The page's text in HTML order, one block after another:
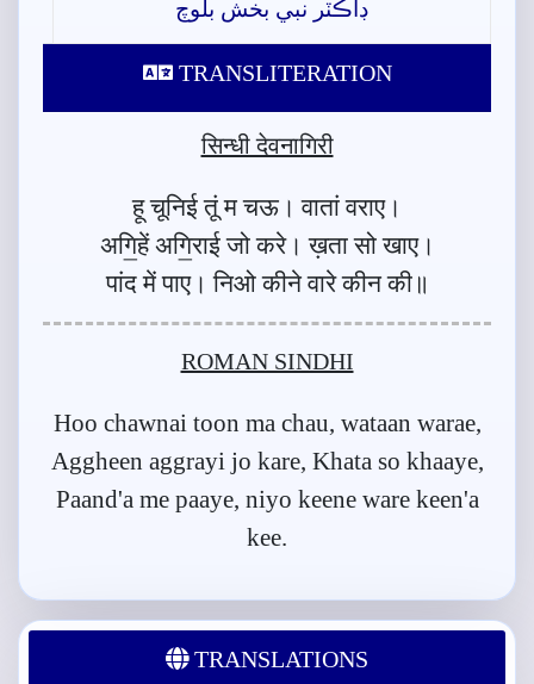
ڊاڪٽر نبي بخش بلوچ
TRANSLITERATION
सिन्धी देवनागिरी
हू चूनिई तूं म चऊ। वातां वराए।
अगि॒हें अगि॒राई जो करे। ख़ता सो खाए।
पांद में पाए। निओ कीने वारे कीन की॥
ROMAN SINDHI
Hoo chawnai toon ma chau, wataan warae,
Aggheen aggrayi jo kare, Khata so khaaye,
Paand'a me paaye, niyo keene ware keen'a
kee.
TRANSLATIONS